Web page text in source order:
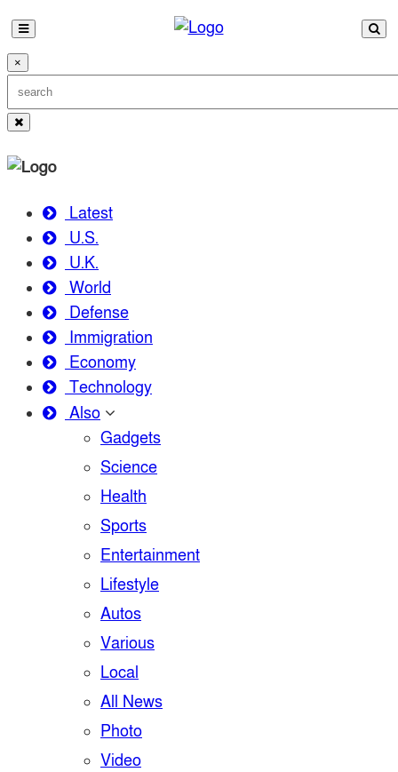
×
Latest
U.S.
U.K.
World
Defense
Immigration
Economy
Technology
Also
Gadgets
Science
Health
Sports
Entertainment
Lifestyle
Autos
Various
Local
All News
Photo
Video